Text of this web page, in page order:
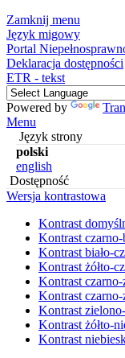
Zamknij menu
Język migowy
Portal
Deklaracja dostępności
ETR - tekst
Powered by
Menu
Język strony
polski
english
Dostępność
Wersja kontrastowa
Kontrast
Kontrast czarno-
Kontrast biało-
Kontrast żółto-
Kontrast czarno-
Kontrast
Kontrast
Kontrast żółto-
Kontrast